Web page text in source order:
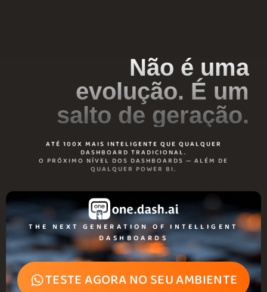
Não é uma
evolução. É um
salto de geração.
ATÉ 100X MAIS INTELIGENTE QUE QUALQUER
DASHBOARD TRADICIONAL.
O PRÓXIMO NÍVEL DOS DASHBOARDS — ALÉM DE
QUALQUER POWER BI.
THE NEXT GENERATION OF INTELLIGENT
DASHBOARDS
TESTE AGORA NO SEU AMBIENTE